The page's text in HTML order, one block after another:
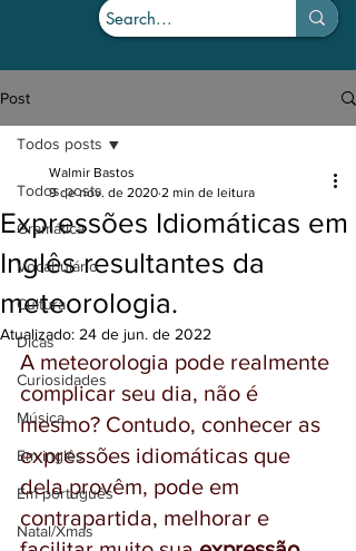
Post
Todos posts
Gramática
Vocabulário
Cultura
Dicas
Curiosidades
Música
Em inglês
Em português
Natal/Xmas
Todos posts
Expressões Idiomáticas em
Inglês resultantes da
meteorologia.
Walmir Bastos
9 de nov. de 2020 2 min de leitura
Atualizado: 24 de jun. de 2022
A meteorologia pode realmente
complicar seu dia, não é
mesmo? Contudo, conhecer as
expressões idiomáticas que
dela provêm, pode em
contrapartida, melhorar e